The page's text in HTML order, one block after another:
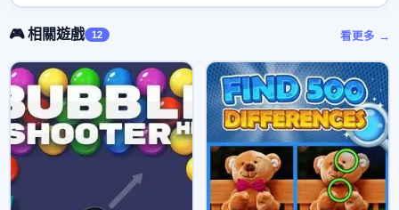
🎮 相關遊戲 12 看更多 →